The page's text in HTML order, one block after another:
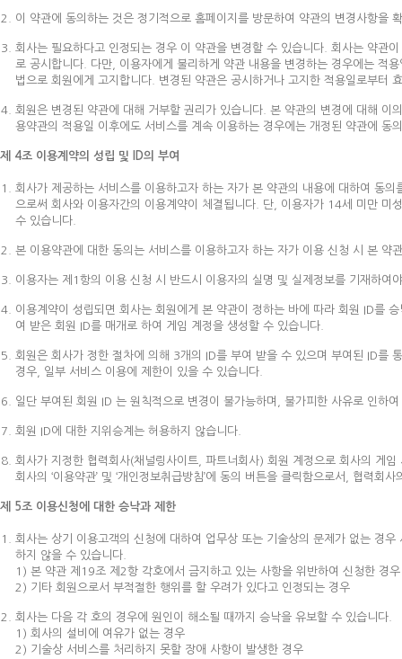
이 약관에 동의하는 것은 정기적으로 홈페이지를 방문하여 약관의 변경사항을
회사는 필요하다고 인정되는 경우 이 약관을 변경할 수 있습니다. 회사는 약관
로 공시합니다. 다만, 이용자에게 불리하게 약관 내용을 변경하는 경우에는 적
법으로 회원에게 고지합니다. 변경된 약관은 공시하거나 고지한 적용일로부터
회원은 변경된 약관에 대해 거부할 권리가 있습니다. 본 약관의 변경에 대해
용약관의 적용일 이후에도 서비스를 계속 이용하는 경우에는 개정된 약관에 동
제 4조 이용계약의 성립 및 ID의 부여
회사가 제공하는 서비스를 이용하고자 하는 자가 본 약관의 내용에 대하여 동
으로써 회사와 이용자간의 이용계약이 체결됩니다. 단, 이용자가 14세 미만 미
수 있습니다.
본 이용약관에 대한 동의는 서비스를 이용하고자 하는 자가 이용 신청 시 본 약
이용자는 제1항의 이용 신청 시 반드시 이용자의 실명 및 실제정보를 기재하
이용계약이 성립되면 회사는 회원에게 본 약관이 정하는 바에 따라 회원 ID를
여 받은 회원 ID를 매개로 하여 게임 계정을 생성할 수 있습니다.
회원은 회사가 정한 절차에 의해 3개의 ID를 부여 받을 수 있으며 부여된 ID를
경우, 일부 서비스 이용에 제한이 있을 수 있습니다.
일단 부여된 회원 ID 는 원칙적으로 변경이 불가능하며, 불가피한 사유로 인하
회원 ID에 대한 지위승계는 허용하지 않습니다.
회사가 지정한 협력회사(채널링사이트, 파트너회사) 회원 계정으로 회사의 게
회사의 ‘이용약관’ 및 ‘개인정보취급방침’에 동의 버튼을 클릭함으로서, 협력
제 5조 이용신청에 대한 승낙과 제한
회사는 상기 이용고객의 신청에 대하여 업무상 또는 기술상의 문제가 없는 경
하지 않을 수 있습니다.
1) 본 약관 제19조 제2항 각호에서 금지하고 있는 사항을 위반하여 신청한 경우
2) 기타 회원으로서 부적절한 행위를 할 우려가 있다고 인정되는 경우
회사는 다음 각 호의 경우에 원인이 해소될 때까지 승낙을 유보할 수 있습니다.
1) 회사의 설비에 여유가 없는 경우
2) 기술상 서비스를 처리하지 못할 장애 사항이 발생한 경우